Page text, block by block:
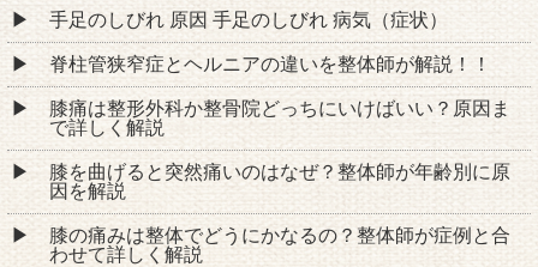
手足のしびれ 原因 手足のしびれ 病気（症状）
脊柱管狭窄症とヘルニアの違いを整体師が解説！！
膝痛は整形外科か整骨院どっちにいけばいい？原因ま
で詳しく解説
膝を曲げると突然痛いのはなぜ？整体師が年齢別に原
因を解説
膝の痛みは整体でどうにかなるの？整体師が症例と合
わせて詳しく解説